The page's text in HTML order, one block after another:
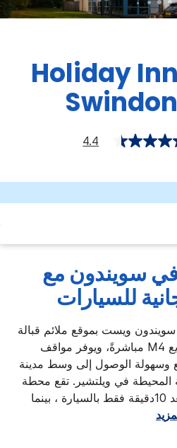
Holiday
4.4
في سويندون مع
للسيارات
ويست بموقع ملائم قبالة
تقاطع 16 من الطريق السريع M4 مباشرةً، ويوفر مواقف
وسهولة الوصول إلى وسط مدينة
المحيطة في ويلتشير. تقع محطة
سكة حديد سويندون على بعد 10دقيقة فقط بالسيارة ، بينما